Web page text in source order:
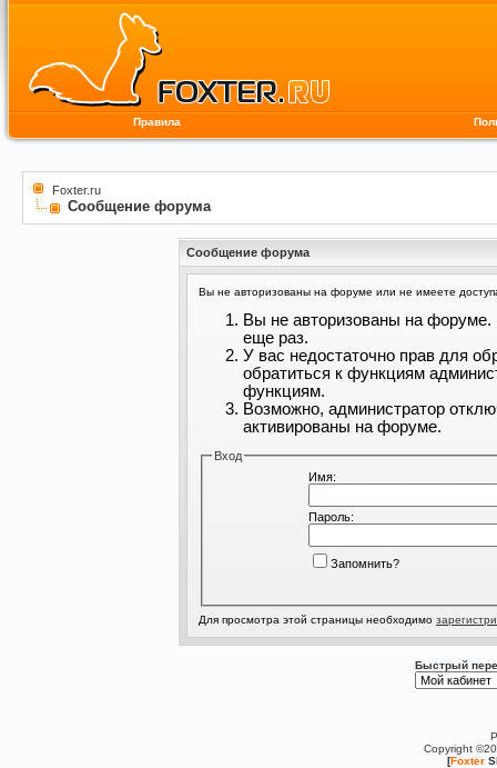
Правила
Foxter.ru
Сообщение форума
Сообщение форума
Вы не авторизованы на форуме или не имеете
Вы не авторизованы на форуме.
еще раз.
У вас недостаточно прав для
обратиться к функциям
функциям.
Возможно, администратор
активированы на форуме.
Вход
Имя:
Пароль:
Запомнить?
Для просмотра этой страницы необходимо
Быстрый
Copyright
[Foxter